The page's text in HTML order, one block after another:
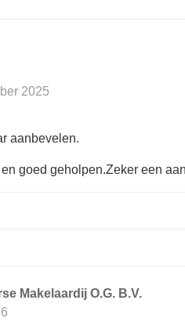
2025
aanbevelen.
goed geholpen.Zeker een
Makelaardij O.G. B.V.